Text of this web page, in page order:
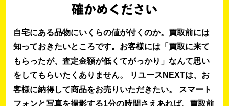
確かめください
自宅にある品物にいくらの値が付くのか。買取前には
知っておきたいところです。お客様には「買取に来て
もらったが、査定金額が低くてがっかり」なんて思い
をしてもらいたくありません。 リユースNEXTは、お
客様に納得して商品をお売りいただきたい。 スマート
フォンと写真を撮影する1分の時間さえあれば、買取前